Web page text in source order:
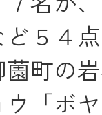
て
ど５４
町の
ウ「ボ